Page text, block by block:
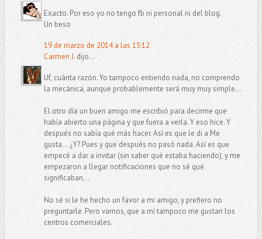
Exacto. Por eso yo no tengo fb ni personal ni del blog.
Un beso
19 de marzo de 2014 a las 15:12
Carmen J.dijo...
Uf, cuánta razón. Yo tampoco entiendo nada, no comprendo
la mecánica, aunque probablemente será muy muy simple...
El otro día un buen amigo me escribió para decirme que
había abierto una página y que fuera a verla. Y eso hice. Y
después no sabía qué más hacer. Así es que le di a Me
gusta... ¿Y? Pues y que después no pasó nada. Así es que
empecé a dar a invitar (sin saber qué estaba haciendo), y me
empezaron a llegar notificaciones que no sé qué
significaban...
No sé si le he hecho un favor a mi amigo, y prefiero no
preguntarle. Pero vamos, que a mí tampoco me gustan los
centros comerciales.